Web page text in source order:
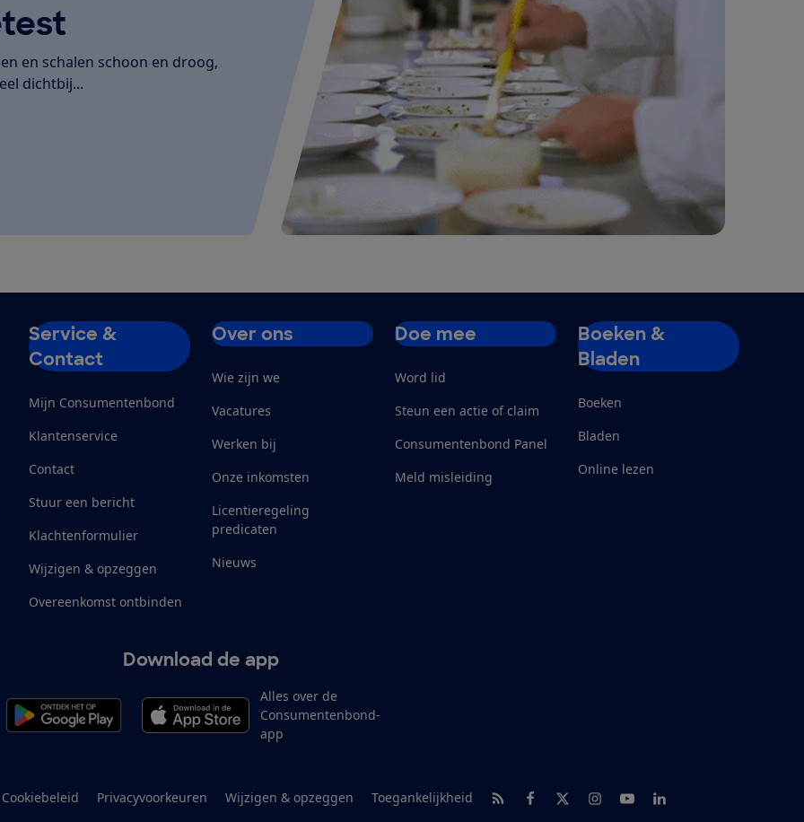
en schalen schoon en droog,
dichtbij...
Service &
Contact
Mijn Consumentenbond
Klantenservice
Contact
Stuur een bericht
Klachtenformulier
Wijzigen & opzeggen
Overeenkomst ontbinden
Over ons
Wie zijn we
Vacatures
Werken bij
Onze inkomsten
Licentieregeling
predicaten
Nieuws
Doe mee
Word lid
Steun een actie of claim
Consumentenbond Panel
Meld misleiding
Boeken &
Bladen
Boeken
Bladen
Online lezen
Download de app
Alles over de
Consumentenbond-
app
Cookiebeleid Privacyvoorkeuren Wijzigen & opzeggen Toegankelijkheid RSS-feed nieuws
Facebook
TwitterInstagram
YoutubeLinkedIn